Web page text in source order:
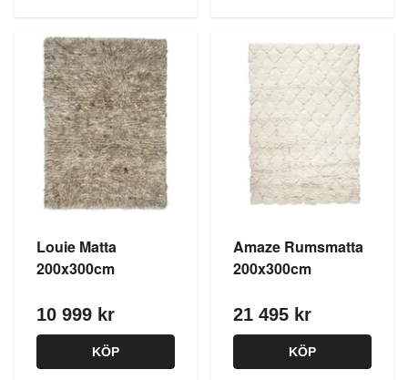
Louie Matta
200x300cm
10 999 kr
KÖP
Amaze Rumsmatta
200x300cm
21 495 kr
KÖP